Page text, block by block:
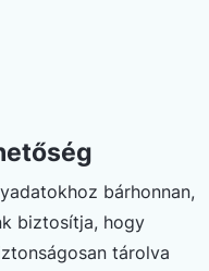
bárhonnan,
biztosítja, hogy
tárolva